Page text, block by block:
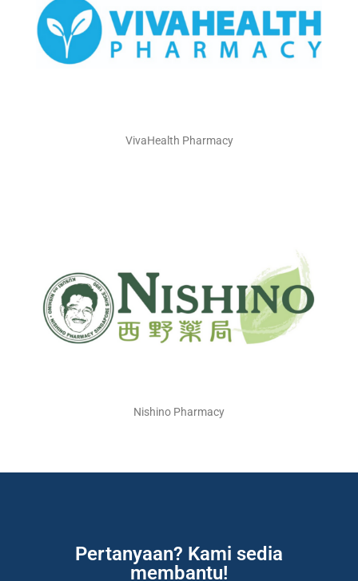
VivaHealth Pharmacy
Nishino Pharmacy
Pertanyaan? Kami sedia
membantu!